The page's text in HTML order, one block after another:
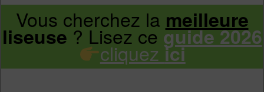
Infos sur les liseuses Kindle, Kobo,
Vivlio, Pocketbook
Aller
Aller
Vous cherchez la meilleure
liseuse? Lisez ceguide 2026
cliquez ici